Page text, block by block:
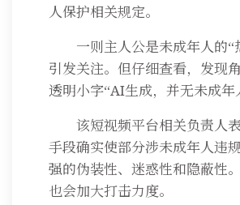
人保护相关规定。
一则主人公是未成年人的“
引发关注。但仔细查看，发现
透明小字“AI生成，并无未成年
该短视频平台相关负责人
手段确实使部分涉未成年人违
强的伪装性、迷惑性和隐蔽性
也会加大打击力度。